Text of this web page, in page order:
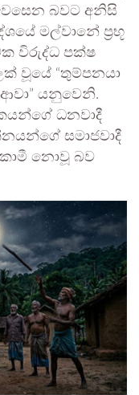
බවට අනිසි
මල්වානේ ප්‍රභූ
විරුද්ධ පක්ෂ
වූයේ “තුම්පනයා
යනුවෙනි.
ධනවාදී
සමාජවාදී
නොවූ බව